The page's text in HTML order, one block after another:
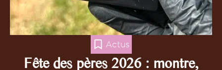
Actus
Fête des pères 2026 : montre,